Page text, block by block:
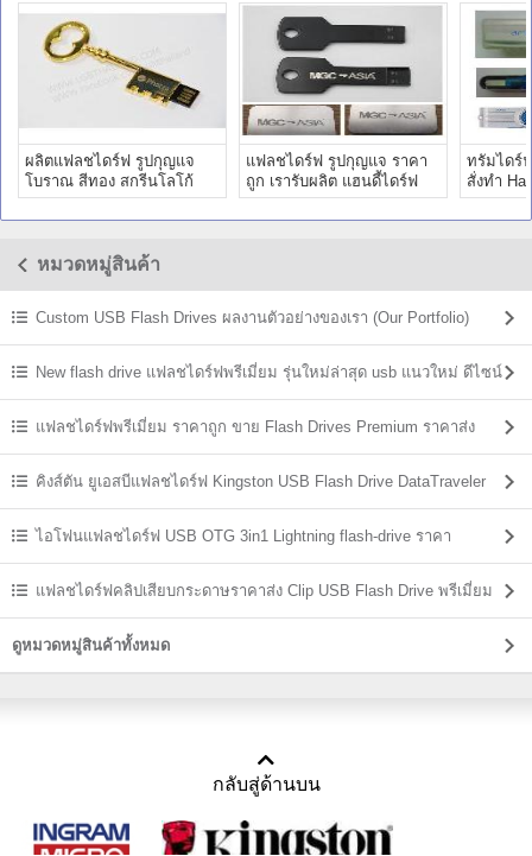
ผลิตแฟลชไดร์ฟ รูปกุญแจ
โบราณ สีทอง สกรีนโลโก้
ตราบริษัท Phatra ราคาส่ง
แฟลชไดร์ฟ รูปกุญแจ ราคา
ถูก เรารับผลิต แฮนดี้ไดร์ฟ
สกรีนโลโก้ ราคาส่ง
ทรัมไดร์
สั่งทำ
ตราบริษั
หมวดหมู่สินค้า
Custom USB Flash Drives ผลงานตัวอย่างของเรา (Our Portfolio)
New flash drive แฟลชไดร์ฟพรีเมี่ยม รุ่นใหม่ล่าสุด usb แนวใหม่ ดีไซน์
แปลกๆแฟลชไดร์ฟพรีเมี่ยม ราคาถูก ขาย Flash Drives Premium ราคาส่ง
คิงส์ตัน ยูเอสบีแฟลชไดร์ฟ Kingston USB Flash Drive DataTraveler
ราคาส่งไอโฟนแฟลชไดร์ฟ USB OTG 3in1 Lightning flash-drive ราคา
แฟลชไดร์ฟคลิปเสียบกระดาษราคาส่ง Clip USB Flash Drive พรีเมี่ยม
ราคาถูก
ดูหมวดหมู่สินค้าทั้งหมด
กลับสู่ด้านบน